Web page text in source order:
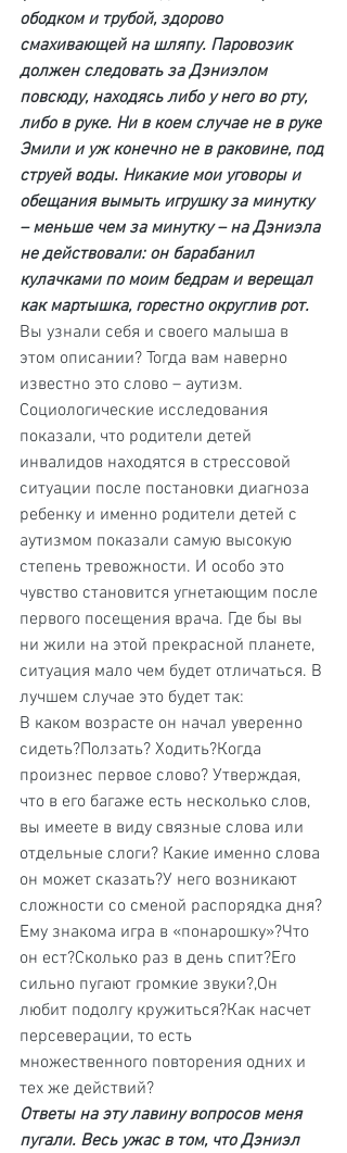
ободком и трубой, здорово
смахивающей на шляпу. Паровозик
должен следовать за Дэниэлом
повсюду, находясь либо у него во рту,
либо в руке. Ни в коем случае не в руке
Эмили и уж конечно не в раковине, под
струей воды. Никакие мои уговоры и
обещания вымыть игрушку за минутку
– меньше чем за минутку – на Дэниэла
не действовали: он барабанил
кулачками по моим бедрам и верещал
как мартышка, горестно округлив рот.
Вы узнали себя и своего малыша в
этом описании? Тогда вам наверно
известно это слово – аутизм.
Социологические исследования
показали, что родители детей
инвалидов находятся в стрессовой
ситуации после постановки диагноза
ребенку и именно родители детей с
аутизмом показали самую высокую
степень тревожности. И особо это
чувство становится угнетающим после
первого посещения врача. Где бы вы
ни жили на этой прекрасной планете,
ситуация мало чем будет отличаться. В
лучшем случае это будет так:
В каком возрасте он начал уверенно
сидеть?Ползать? Ходить?Когда
произнес первое слово? Утверждая,
что в его багаже есть несколько слов,
вы имеете в виду связные слова или
отдельные слоги? Какие именно слова
он может сказать?У него возникают
сложности со сменой распорядка дня?
Ему знакома игра в «понарошку»?Что
он ест?Сколько раз в день спит?Его
сильно пугают громкие звуки?,Он
любит подолгу кружиться?Как насчет
персеверации, то есть
множественного повторения одних и
тех же действий?
Ответы на эту лавину вопросов меня
пугали. Весь ужас в том, что Дэниэл